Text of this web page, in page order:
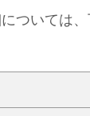
ついては